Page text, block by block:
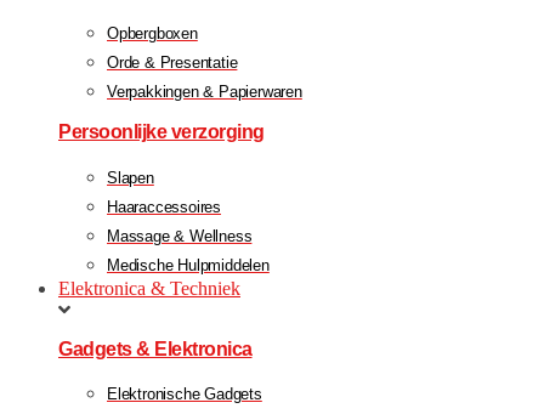
Opbergboxen
Orde & Presentatie
Verpakkingen & Papierwaren
Persoonlijke verzorging
Slapen
Haaraccessoires
Massage & Wellness
Medische Hulpmiddelen
Elektronica & Techniek
Gadgets & Elektronica
Elektronische Gadgets